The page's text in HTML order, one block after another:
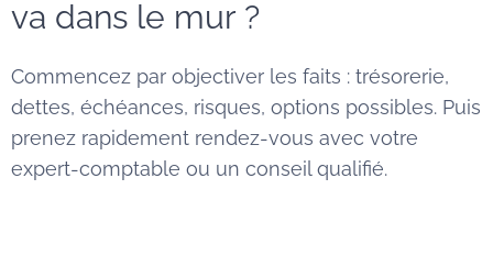
va dans le mur ?
Commencez par objectiver les faits : trésorerie,
dettes, échéances, risques, options possibles. Puis
prenez rapidement rendez-vous avec votre
expert-comptable ou un conseil qualifié.